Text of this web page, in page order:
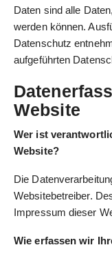
Daten sind alle
werden können.
Datenschutz
aufgeführten
Website
Wer ist
Website?
Die
Websitebetreiber.
Impressum dieser
Wie erfassen wir